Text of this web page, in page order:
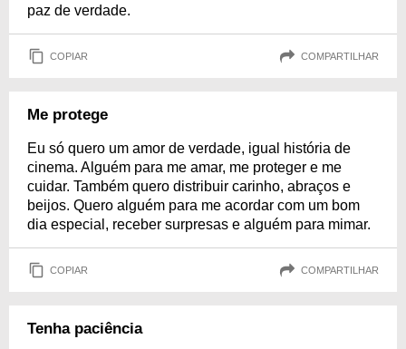
paz de verdade.
COPIAR COMPARTILHAR
Me protege
Eu só quero um amor de verdade, igual história de
cinema. Alguém para me amar, me proteger e me
cuidar. Também quero distribuir carinho, abraços e
beijos. Quero alguém para me acordar com um bom
dia especial, receber surpresas e alguém para mimar.
COPIAR COMPARTILHAR
Tenha paciência